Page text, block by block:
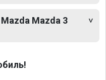
Mazda 3